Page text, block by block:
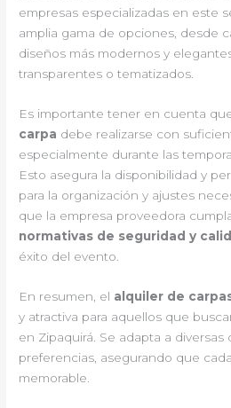
empresas especializadas en este
amplia gama de opciones, desde
diseños más modernos y
transparentes o tematizados.
Es importante tener en cuenta
carpa debe realizarse con
especialmente durante las
Esto asegura la disponibilidad y
para la organización y ajustes
que la empresa proveedora
normativas de seguridad y
éxito del evento.
En resumen, el alquiler de
y atractiva para aquellos que
en Zipaquirá. Se adapta a diversas
preferencias, asegurando que
memorable.